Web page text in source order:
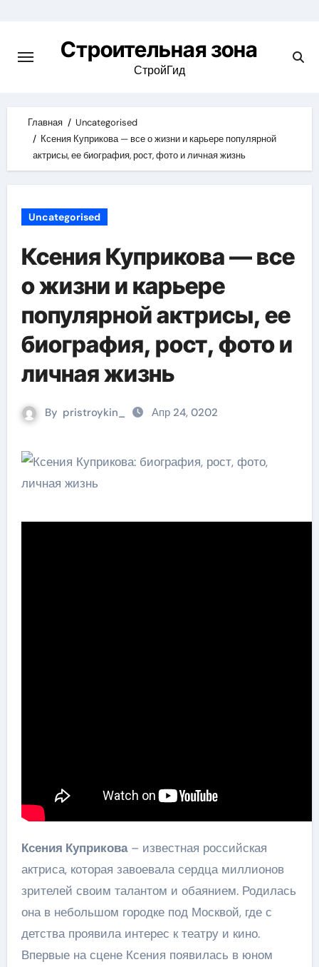
content
Строительная зона
СтройГид
Главная
Uncategorised
Ксения Куприкова — все о жизни и карьере популярной
актрисы, ее биография, рост, фото и личная жизнь
Uncategorised
Ксения Куприкова — все
о жизни и карьере
популярной актрисы, ее
биография, рост, фото и
личная жизнь
By pristroykin_ Апр 24, 0202
Ксения Куприкова– известная российская
актриса, которая завоевала сердца миллионов
зрителей своим талантом и обаянием. Родилась
она в небольшом городке под Москвой, где с
детства проявила интерес к театру и кино.
Впервые на сцене Ксения появилась в юном